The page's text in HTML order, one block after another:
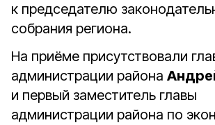
к председателю
собрания региона.
На приёме присутствовали
администрации района
и первый заместитель главы
администрации района по